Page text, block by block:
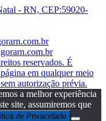
- RN, CEP:59020-
reservados. É
em qualquer meio
autorização prévia.
a melhor experiência
site, assumiremos que
de Privacidade